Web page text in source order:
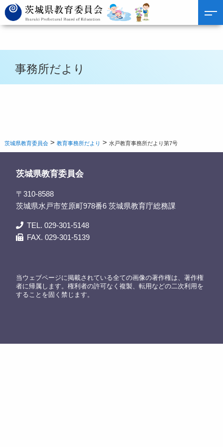
事務所だより
茨城県教育委員会 >教育事務所だより >水戸教育事務所だより第7号
茨城県教育委員会
〒310-8588
茨城県水戸市笠原町978番6 茨城県教育庁総務課
TEL. 029-301-5148
FAX. 029-301-5139
当ウェブページに掲載されている全ての画像の著作権は、著作権
者に帰属します。権利者の許可なく複製、転用などの二次利用を
することを固く禁じます。